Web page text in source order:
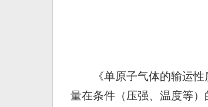
《单原子气体的输运
量在条件（压强、温度等